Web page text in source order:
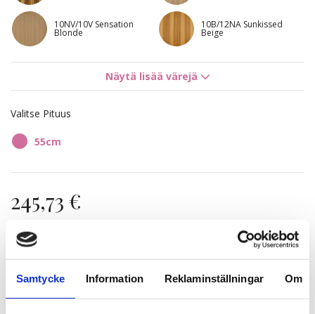
Samtycke Information Reklaminställningar Om
10NV/10V Sensation
Blonde
10B/12NA Sunkissed
Beige
Näytä lisää värejä
Valitse Pituus
55cm
245,73 €
Nopeat toimitukset